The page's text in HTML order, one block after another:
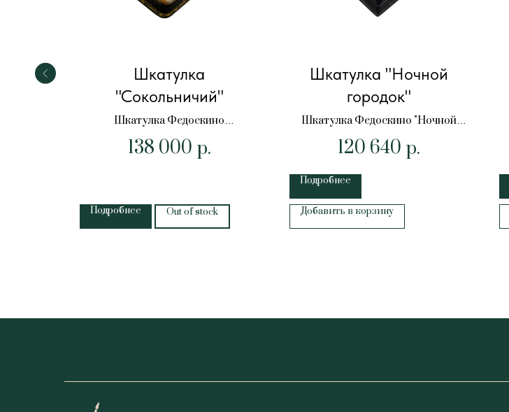
Шкатулка
"Сокольничий"
Шкатулка Федоскино
"Сокольничий"
138 000 р.
Подробнее Out of stock
Шкатулка "Ночной
городок"
Шкатулка Федоскино "Ночной
городок"
120 640 р.
Подробнее
Добавить в корзину